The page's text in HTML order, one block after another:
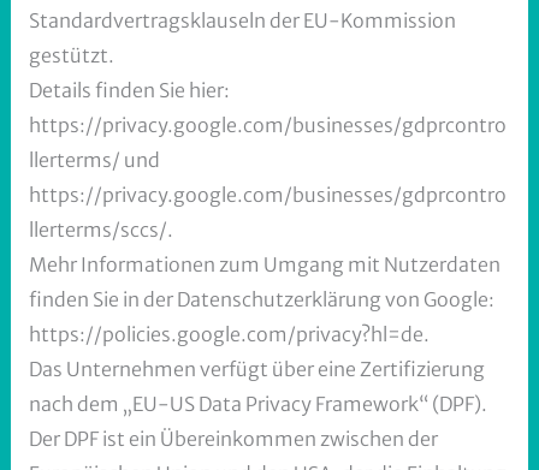
Standardvertragsklauseln der EU-Kommission
gestützt.
Details finden Sie hier:
https://privacy.google.com/businesses/gdprcontro
llerterms/ und
https://privacy.google.com/businesses/gdprcontro
llerterms/sccs/.
Mehr Informationen zum Umgang mit Nutzerdaten
finden Sie in der Datenschutzerklärung von Google:
https://policies.google.com/privacy?hl=de.
Das Unternehmen verfügt über eine Zertifizierung
nach dem „EU-US Data Privacy Framework“ (DPF).
Der DPF ist ein Übereinkommen zwischen der